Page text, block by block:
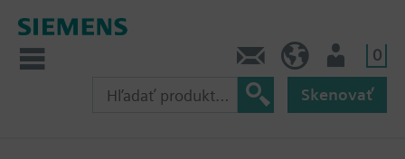
0
Skenovať